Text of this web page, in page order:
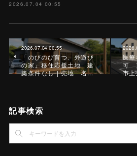
2026.07.04 00:55
2026.07.04 00:55
「のびのび育つ、外遊び
の家」移住応援土地 建
築条件なし | 売地 名…
医
可
市
記事検索